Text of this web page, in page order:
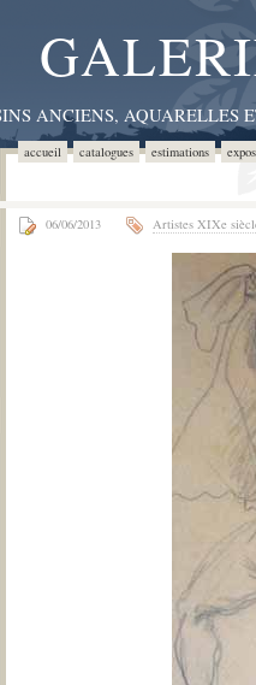
ANCIENS,
accueil catalogues estimations
06/06/2013 Artistes XIXe